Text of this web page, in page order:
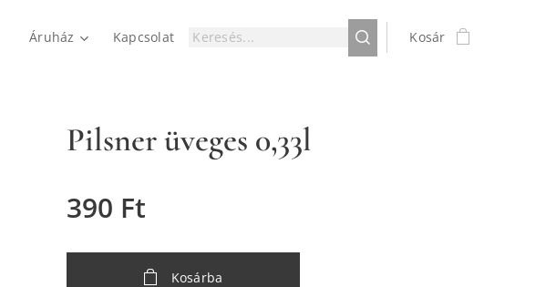
Áruház Kapcsolat Kosár
Pilsner üveges 0,33l
390 Ft
Kosárba